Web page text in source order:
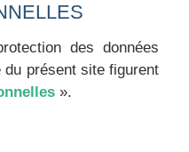
des données
présent site figurent
».